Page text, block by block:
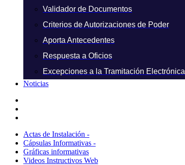
Validador de Documentos
Criterios de Autorizaciones de Poder
Aporta Antecedentes
Respuesta a Oficios
Excepciones a la Tramitación Electrónica
Noticias
Actas de Instalación -
Cápsulas Informativas -
Gráficas informativas
Videos Instructivos Web